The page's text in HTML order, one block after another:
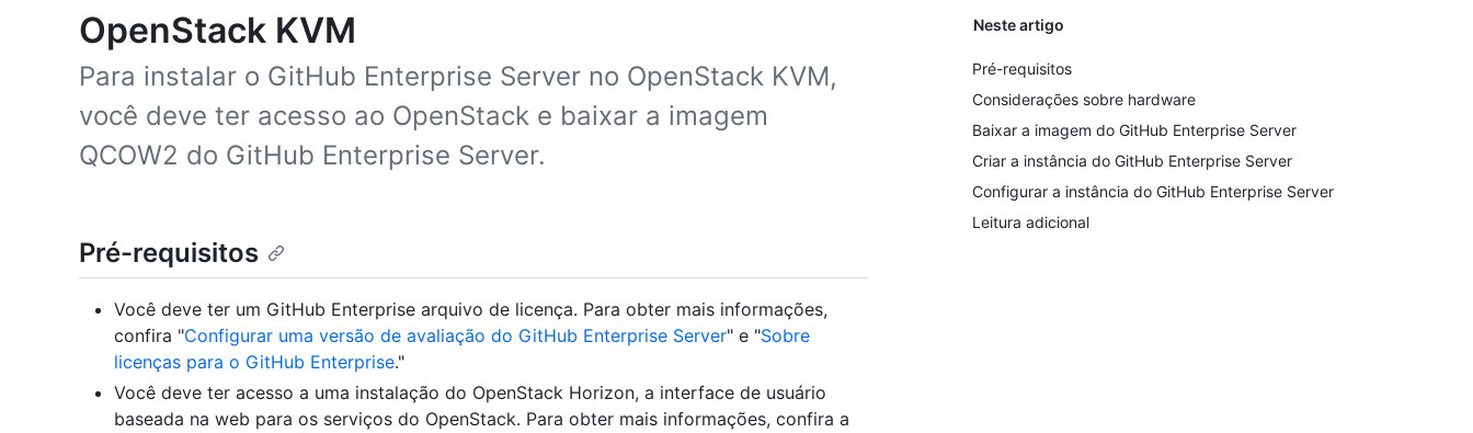
OpenStack KVM
Para instalar o GitHub Enterprise Server no OpenStack KVM,
você deve ter acesso ao OpenStack e baixar a imagem
QCOW2 do GitHub Enterprise Server.
Neste artigo
Pré-requisitos
Considerações sobre hardware
Baixar a imagem do GitHub Enterprise Server
Criar a instância do GitHub Enterprise Server
Configurar a instância do GitHub Enterprise Server
Leitura adicional
Pré-requisitos
Você deve ter um GitHub Enterprise arquivo de licença. Para obter mais informações,
confira "Configurar uma versão de avaliação do GitHub Enterprise Server" e "Sobre
licenças para o GitHub Enterprise."
Você deve ter acesso a uma instalação do OpenStack Horizon, a interface de usuário
baseada na web para os serviços do OpenStack. Para obter mais informações, confira a